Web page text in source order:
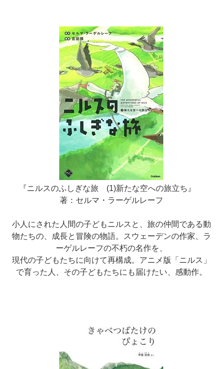
『ニルスのふしぎな旅 (1)新たな空への旅立ち』
著：セルマ・ラーゲルレーフ
小人にされた人間の子どもニルスと、旅の仲間である動
物たちの、成長と冒険の物語。スウェーデンの作家、ラ
ーゲルレーフの不朽の名作を、
現代の子どもたちに向けて再構成。アニメ版「ニルス」
で育った人、その子どもたちにも届けたい、感動作。